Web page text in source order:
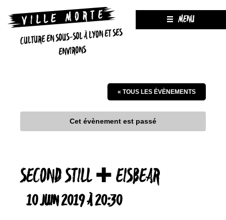
CULTURE EN SOUS-SOL À LYON ET SES
ENVIRONS
MENU
« TOUS LES ÉVÈNEMENTS
Cet évènement est passé
SECOND STILL ✚ EISBEAR
10 JUIN 2019 À 20:30